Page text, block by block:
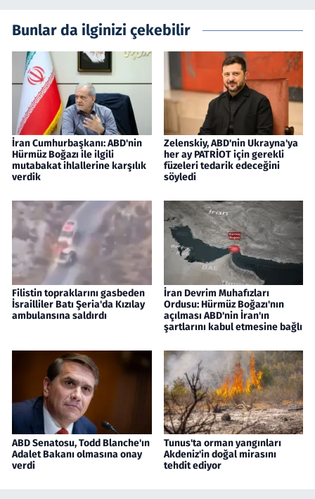
Bunlar da ilginizi çekebilir
İran Cumhurbaşkanı: ABD'nin
Hürmüz Boğazı ile ilgili
mutabakat ihlallerine karşılık
verdik
Zelenskiy, ABD'nin Ukrayna'ya
her ay PATRİOT için gerekli
füzeleri tedarik edeceğini
söyledi
Filistin topraklarını gasbeden
İsrailliler Batı Şeria'da Kızılay
ambulansına saldırdı
İran Devrim Muhafızları
Ordusu: Hürmüz Boğazı'nın
açılması ABD'nin İran'ın
şartlarını kabul etmesine bağlı
ABD Senatosu, Todd Blanche'ın
Adalet Bakanı olmasına onay
verdi
Tunus'ta orman yangınları
Akdeniz'in doğal mirasını
tehdit ediyor